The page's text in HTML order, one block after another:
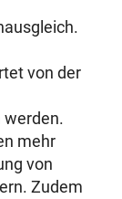
von der
mehr
von
Zudem